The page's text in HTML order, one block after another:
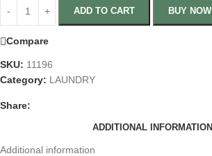
ADD TO CART BUY NOW
Compare
SKU: 11196
Category: LAUNDRY
Share:
ADDITIONAL INFORMATION
Additional information